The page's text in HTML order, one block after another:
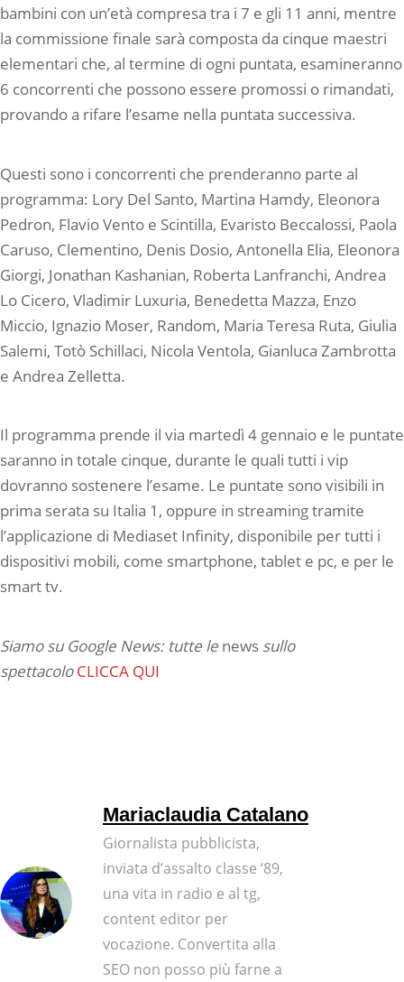
bambini con un’età compresa tra i 7 e gli 11 anni, mentre
la commissione finale sarà composta da cinque maestri
elementari che, al termine di ogni puntata, esamineranno
6 concorrenti che possono essere promossi o rimandati,
provando a rifare l’esame nella puntata successiva.
Questi sono i concorrenti che prenderanno parte al
programma: Lory Del Santo, Martina Hamdy, Eleonora
Pedron, Flavio Vento e Scintilla, Evaristo Beccalossi, Paola
Caruso, Clementino, Denis Dosio, Antonella Elia, Eleonora
Giorgi, Jonathan Kashanian, Roberta Lanfranchi, Andrea
Lo Cicero, Vladimir Luxuria, Benedetta Mazza, Enzo
Miccio, Ignazio Moser, Random, Maria Teresa Ruta, Giulia
Salemi, Totò Schillaci, Nicola Ventola, Gianluca Zambrotta
e Andrea Zelletta.
Il programma prende il via martedì 4 gennaio e le puntate
saranno in totale cinque, durante le quali tutti i vip
dovranno sostenere l’esame. Le puntate sono visibili in
prima serata su Italia 1, oppure in streaming tramite
l’applicazione di Mediaset Infinity, disponibile per tutti i
dispositivi mobili, come smartphone, tablet e pc, e per le
smart tv.
Siamo su Google News: tutte le news sullo
spettacoloCLICCA QUI
Mariaclaudia Catalano
Giornalista pubblicista,
inviata d’assalto classe ‘89,
una vita in radio e al tg,
content editor per
vocazione. Convertita alla
SEO non posso più farne a